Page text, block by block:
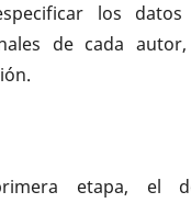
los
de cada
etapa, el